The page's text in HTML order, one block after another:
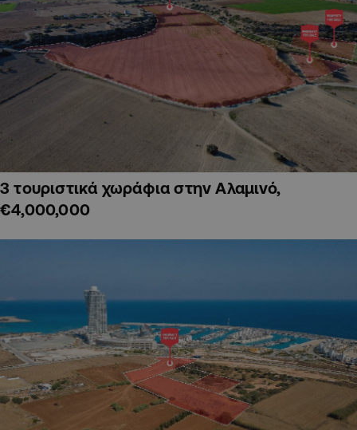
3 τουριστικά χωράφια στην Αλαμινό,
€4,000,000